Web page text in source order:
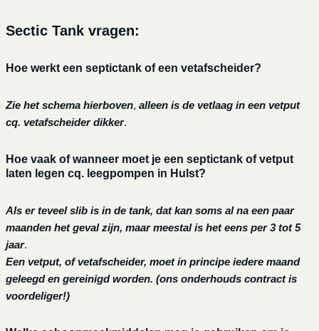
Sectic Tank vragen:
Hoe werkt een septictank of een vetafscheider?
Zie het schema hierboven, alleen is de vetlaag in een vetput
cq. vetafscheider dikker.
Hoe vaak of wanneer moet je een septictank of vetput
laten legen cq. leegpompen in Hulst?
Als er teveel slib is in de tank, dat kan soms al na een paar
maanden het geval zijn, maar meestal is het eens per 3 tot 5
jaar.
Een vetput, of vetafscheider, moet in principe iedere maand
geleegd en gereinigd worden. (ons onderhouds contract is
voordeliger!)